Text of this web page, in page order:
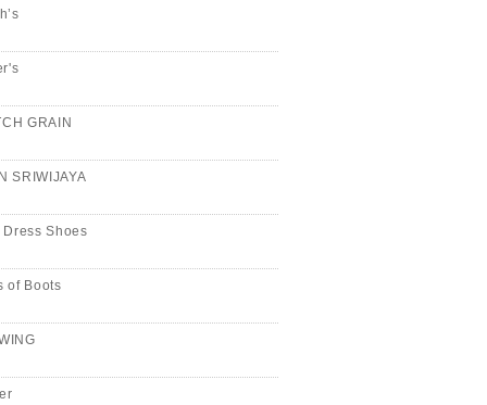
GRAIN
SRIWIJAYA
Dress Shoes
of Boots